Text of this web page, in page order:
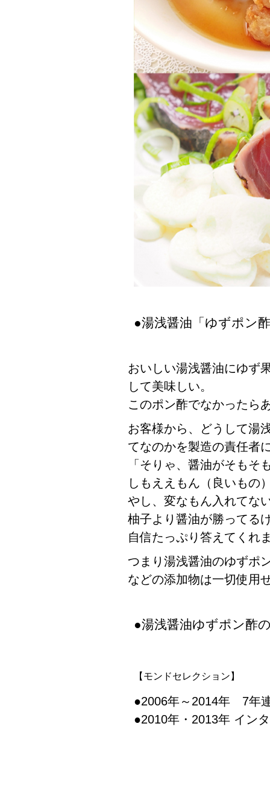
●湯浅醤油「ゆずポン
おいしい湯浅醤油にゆず
して美味しい。
このポン酢でなかったら
お客様から、どうして湯
てなのかを製造の責任者
「そりゃ、醤油がそも
しもええもん（良いもの
やし、変なもん入れてな
柚子より醤油が勝ってる
自信たっぷり答えてくれ
つまり湯浅醤油のゆずポ
などの添加物は一切使用
●湯浅醤油ゆずポン酢
【モンドセレクション】
●2006年～2014年 7年
●2010年・2013年 イン